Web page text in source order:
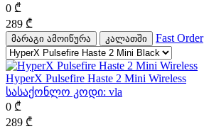
0 ₾
289 ₾
მარაგი ამოიწურა კალათში Fast Order
HyperX Pulsefire Haste 2 Mini Wireless
სასაქონლო კოდი: vla
0 ₾
289 ₾